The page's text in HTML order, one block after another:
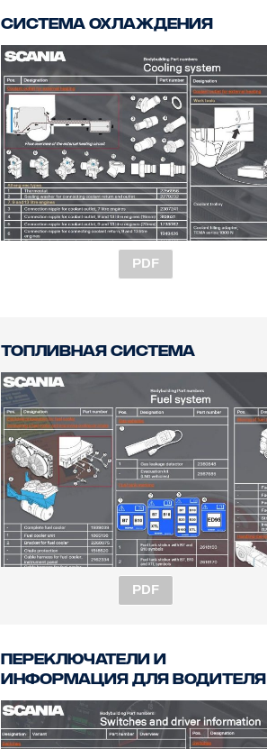
Система охлаждения
PDF
Топливная система
PDF
Переключатели и
информация для водителя